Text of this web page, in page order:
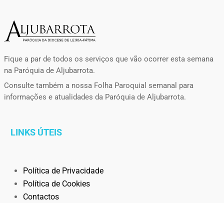
Fique a par de todos os serviços que vão ocorrer esta semana
na Paróquia de Aljubarrota.
Consulte também a nossa Folha Paroquial semanal para
informações e atualidades da Paróquia de Aljubarrota.
LINKS ÚTEIS
Política de Privacidade
Política de Cookies
Contactos